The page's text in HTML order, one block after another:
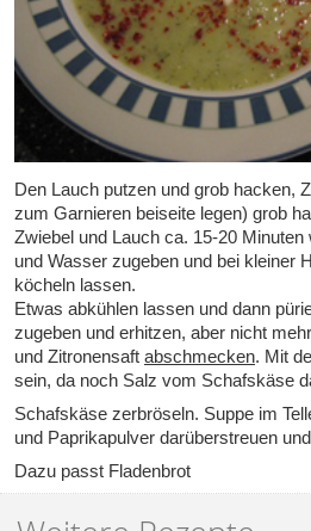
Den Lauch putzen und grob hacken,
zum Garnieren beiseite legen) grob
Zwiebel und Lauch ca. 15-20
und Wasser zugeben und bei kleiner
köcheln lassen.
Etwas abkühlen lassen und dann
zugeben und erhitzen, aber nicht
und Zitronensaft abschmecken. Mit
sein, da noch Salz vom Schafskäse
Schafskäse zerbröseln. Suppe im
und Paprikapulver darüberstreuen
Dazu passt Fladenbrot